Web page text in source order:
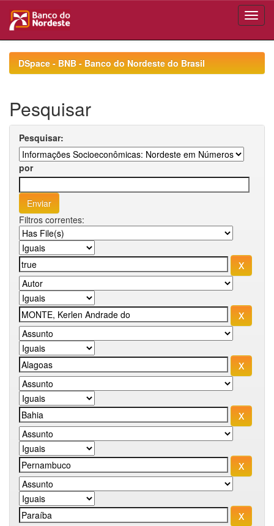
navigationDSpace - BNB - Banco do Nordeste do Brasil
Pesquisar
Pesquisar:
por
Filtros correntes: